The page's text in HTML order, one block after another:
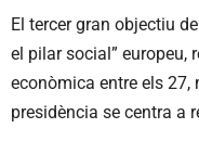
El tercer gran objectiu
el pilar social” europeu,
econòmica entre els 27,
presidència se centra a